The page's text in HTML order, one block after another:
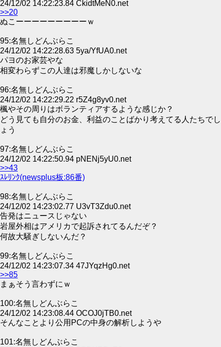
24/12/02 14:22:23.84 CkidtMeN0.net
>>20
ぬこーーーーーーーーーｗ
95:名無しどんぶらこ
24/12/02 14:22:28.63 5ya/YfUA0.net
パヨのお家芸やな
相変わらずこの人達は邪魔しかしないな
96:名無しどんぶらこ
24/12/02 14:22:29.22 r5Z4g8yv0.net
楓やその周りはボランティアするような感じか？
どう見ても自分のお金、利益のことばかり考えてる人たちでし
ょう
97:名無しどんぶらこ
24/12/02 14:22:50.94 pNENj5yU0.net
>>43
ｽﾚﾘﾝｸ(newsplus板:86番)
98:名無しどんぶらこ
24/12/02 14:23:02.77 U3vT3Zdu0.net
告発はニュースじゃない
岩屋外相はアメリカで起訴されてるんだぞ？
何故大騒ぎしないんだ？
99:名無しどんぶらこ
24/12/02 14:23:07.34 47JYqzHg0.net
>>85
まぁそう言わずにｗ
100:名無しどんぶらこ
24/12/02 14:23:08.44 OCOJ0jTB0.net
そんなことより公用PCの中身の解析しようや
101:名無しどんぶらこ